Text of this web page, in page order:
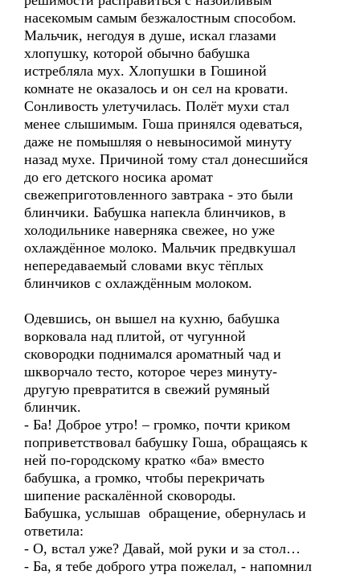
насекомым самым безжалостным способом.
Мальчик, негодуя в душе, искал глазами
хлопушку, которой обычно бабушка
истребляла мух. Хлопушки в Гошиной
комнате не оказалось и он сел на кровати.
Сонливость улетучилась. Полёт мухи стал
менее слышимым. Гоша принялся одеваться,
даже не помышляя о невыносимой минуту
назад мухе. Причиной тому стал донесшийся
до его детского носика аромат
свежеприготовленного завтрака - это были
блинчики. Бабушка напекла блинчиков, в
холодильнике наверняка свежее, но уже
охлаждённое молоко. Мальчик предвкушал
непередаваемый словами вкус тёплых
блинчиков с охлаждённым молоком.
Одевшись, он вышел на кухню, бабушка
ворковала над плитой, от чугунной
сковородки поднимался ароматный чад и
шкворчало тесто, которое через минуту-
другую превратится в свежий румяный
блинчик.
- Ба! Доброе утро! – громко, почти криком
поприветствовал бабушку Гоша, обращаясь к
ней по-городскому кратко «ба» вместо
бабушка, а громко, чтобы перекричать
шипение раскалённой сковороды.
Бабушка, услышав обращение, обернулась и
ответила:
- О, встал уже? Давай, мой руки и за стол…
- Ба, я тебе доброго утра пожелал, - напомнил